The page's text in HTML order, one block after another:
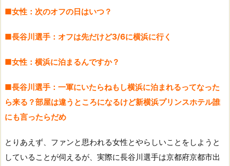
■女性：次のオフの日はいつ？
■長谷川選手：オフは先だけど3/6に横浜に行く
■女性：横浜に泊まるんですか？
■長谷川選手：一軍にいたらねもし横浜に泊まれるってなった
ら来る？部屋は違うところになるけど新横浜プリンスホテル誰
にも言ったらだめ
とりあえず、ファンと思われる女性とやらしいことをしようと
していることが伺えるが、実際に長谷川選手は京都府京都市出